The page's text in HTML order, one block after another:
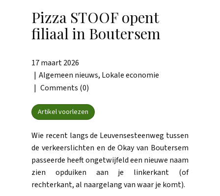
Pizza STOOF opent
filiaal in Boutersem
17 maart 2026
Algemeen nieuws, Lokale economie
Comments (0)
Artikel voorlezen
Wie recent langs de Leuvensesteenweg tussen
de verkeerslichten en de Okay van Boutersem
passeerde heeft ongetwijfeld een nieuwe naam
zien opduiken aan je linkerkant (of
rechterkant, al naargelang van waar je komt).